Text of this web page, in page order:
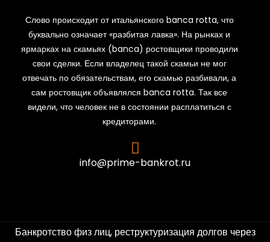
Слово происходит от итальянского banca rotta, что
буквально означает «разбитая лавка». На рынках и
ярмарках на скамьях (banca) ростовщики проводили
свои сделки. Если владелец такой скамьи не мог
отвечать по обязательствам, его скамью разбивали, а
сам ростовщик объявлялся banca rotta. Так все
видели, что человек не в состоянии расплатиться с
кредиторами.
info@prime-bankrot.ru
Банкротство физ лиц, реструктуризация долгов через